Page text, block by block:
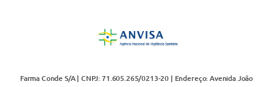
Farma Conde S/A | CNPJ: 71.605.265/0213-20 | Endereço: Avenida João